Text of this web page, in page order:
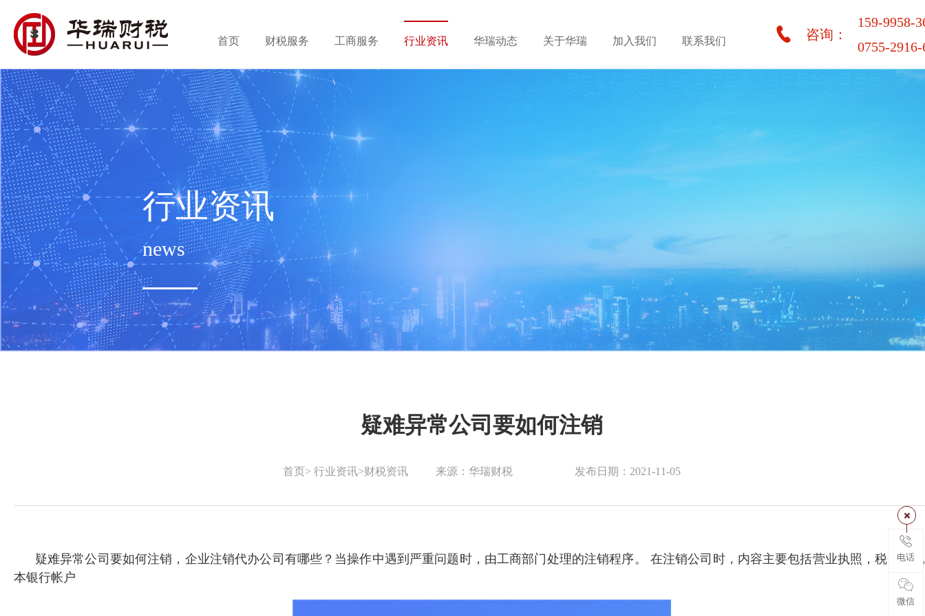
首页 财税服务 工商服务 行业资讯 华瑞动态 关于华瑞 加入我们 联系我们 咨询：
159-9958-
0755-2916-
行业资讯
news
疑难异常公司要如何注销
首页> 行业资讯>财税资讯 来源：华瑞财税 发布日期：2021-11-05
疑难异常公司要如何注销 ，企业注销代办公司有哪些？当操作中遇到严重问题时，由工商部门处理的注销程序。 在注销公司时，内容主要包括营业执照，税务登
本银行帐户
电话
微信